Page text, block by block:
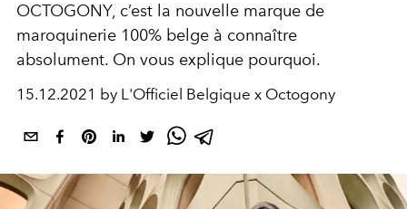
OCTOGONY, c’est la nouvelle marque de
maroquinerie 100% belge à connaître
absolument. On vous explique pourquoi.
15.12.2021 by L'Officiel Belgique x Octogony